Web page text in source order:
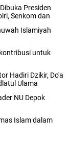
Presiden
Senkom dan
Islamiyah
untuk
Hadiri Dzikir, Do'a
Ulama
NU Depok
Islam dalam